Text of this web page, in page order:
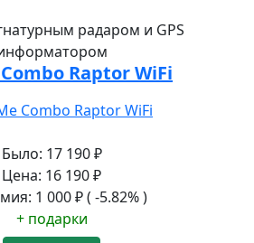
радаром и GPS
Raptor WiFi
Было: 17 190 ₽
Цена: 16 190₽
1 000 ₽ ( -5.82% )
+ подарки